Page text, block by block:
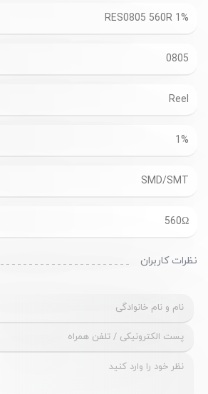
RES0805 560R 1%
0805
Reel
1%
SMD/SMT
560Ω
نظرات کاربران